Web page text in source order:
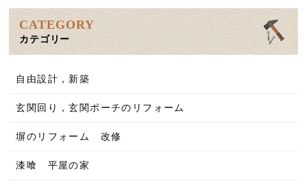
2025年11月
2025年10月
2025年9月
2025年8月
2025年7月
2025年6月
CATEGORY
カテゴリー
自由設計，新築
玄関回り，玄関ポーチのリフォーム
塀のリフォーム 改修
漆喰 平屋の家